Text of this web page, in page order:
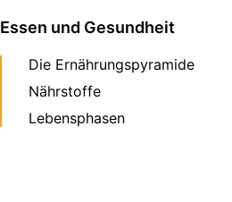
Essen und Gesundheit
Die Ernährungspyramide
Nährstoffe
Lebensphasen